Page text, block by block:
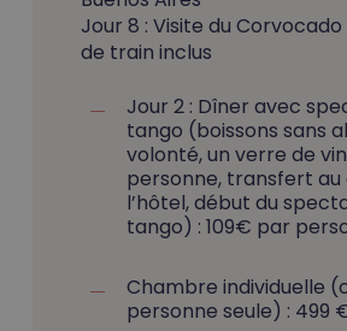
Jour 8 : Visite du
de train inclus
Jour 2 : Dîner avec
tango (boissons sans
volonté, un verre de
personne, transfert
l’hôtel, début du
tango) : 109€ par
Chambre individuelle
personne seule) : 499